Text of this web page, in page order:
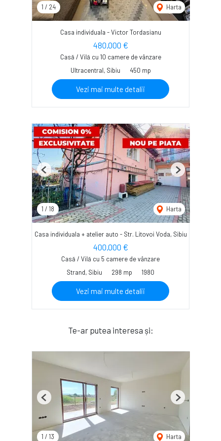
1 / 24 Harta
Casa individuala - Victor Tordasianu
480,000 €
Casă / Vilă cu 10 camere de vânzare
Ultracentral, Sibiu
450 mp
Vezi mai multe detalii
1 / 18 Harta
Previous Next
Casa individuala + atelier auto - Str. Litovoi Voda, Sibiu
400,000 €
Casă / Vilă cu 5 camere de vânzare
Strand, Sibiu
298 mp 1980
Vezi mai multe detalii
Te-ar putea interesa și:
1 / 13 Harta
Previous Next